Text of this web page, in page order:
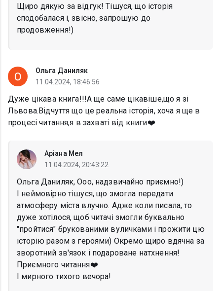
Щиро дякую за відгук! Тішуся, що історія
сподобалася і, звісно, запрошую до
продовження!)
Ольга Даниляк
11.04.2024, 18:46:56
Дуже цікава книга!!!А ще саме цікавіше,що я зі
Львова.Відчуття що це реальна історія, хоча я ще в
процесі читання,я в захваті від книги❤️
Аріана Мел
11.04.2024, 20:43:22
Ольга Даниляк, Ооо, надзвичайно приємно!)
І неймовірно тішуся, що змогла передати
атмосферу міста влучно. Адже коли писала, то
дуже хотілося, щоб читачі змогли буквально
"пройтися" брукованими вуличками і прожити цю
історію разом з героями) Окремо щиро вдячна за
зворотний зв'язок і подароване натхнення!
Приємного читання❤️
І мирного тихого вечора!